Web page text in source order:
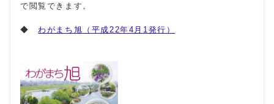
で閲覧できます。
◆わがまち旭（平成22年4月1発行）